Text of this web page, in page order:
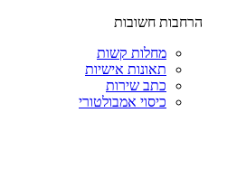
הרחבות חשובות
מחלות קשות
תאונות אישיות
כתב שירות
כיסוי אמבולטורי